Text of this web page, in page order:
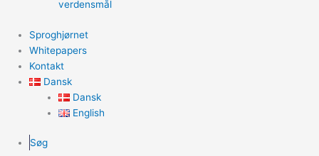
verdensmål
Sproghjørnet
Whitepapers
Kontakt
Dansk
Dansk
English
Søg